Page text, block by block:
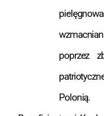
poprzez
Polonią.